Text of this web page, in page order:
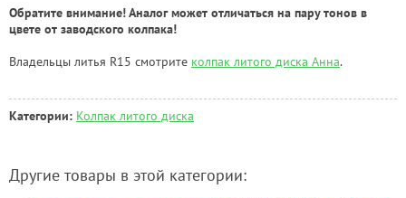
Обратите внимание! Аналог может отличаться на пару тонов в
цвете от заводского колпака!
Владельцы литья R15 смотрите колпак литого диска Анна.
Категории: Колпак литого диска
Другие товары в этой категории: